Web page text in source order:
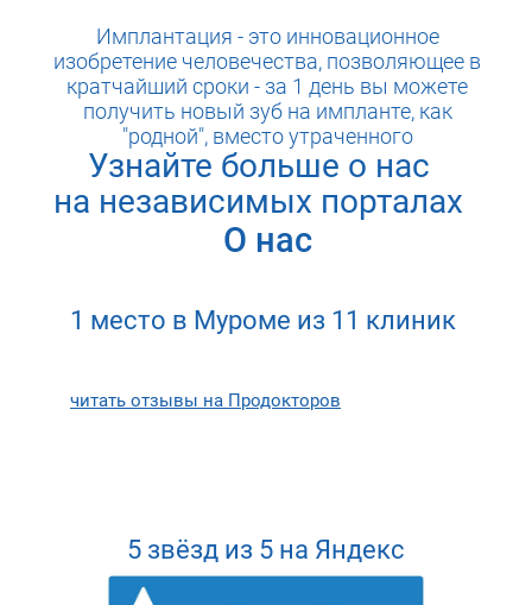
Имплантация - это инновационное
изобретение человечества, позволяющее в
кратчайший сроки - за 1 день вы можете
получить новый зуб на импланте, как
"родной", вместо утраченного
Узнайте больше о нас
на независимых порталах
О нас
1 место в Муроме из 11 клиник
читать отзывы на Продокторов
5 звёзд из 5 на Яндекс